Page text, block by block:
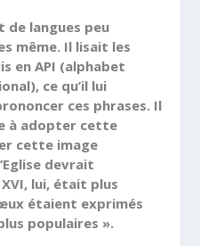
de langues peu
même. Il lisait les
en API (alphabet
ce qu’il lui
ces phrases. Il
à adopter cette
cette image
devrait
lui, était plus
étaient exprimés
populaires ».